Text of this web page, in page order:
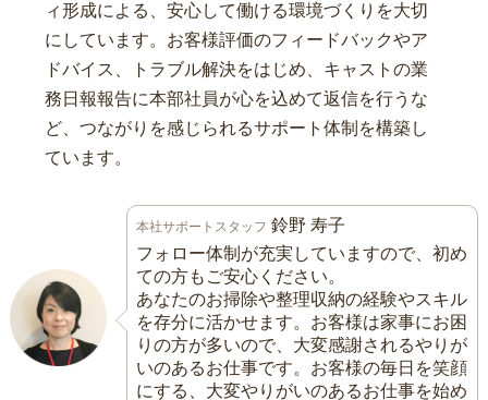
ィ形成による、安心して働ける環境づくりを大切
にしています。お客様評価のフィードバックやア
ドバイス、トラブル解決をはじめ、キャストの業
務日報報告に本部社員が心を込めて返信を行うな
ど、つながりを感じられるサポート体制を構築し
ています。
本社サポートスタッフ 鈴野 寿子
フォロー体制が充実していますので、初め
ての方もご安心ください。
あなたのお掃除や整理収納の経験やスキル
を存分に活かせます。お客様は家事にお困
りの方が多いので、大変感謝されるやりが
いのあるお仕事です。お客様の毎日を笑顔
にする、大変やりがいのあるお仕事を始め